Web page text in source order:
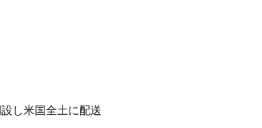
し米国全土に配送